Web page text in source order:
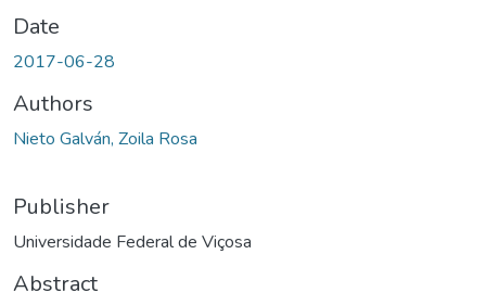
Date
2017-06-28
Authors
Nieto Galván, Zoila Rosa
Publisher
Universidade Federal de Viçosa
Abstract